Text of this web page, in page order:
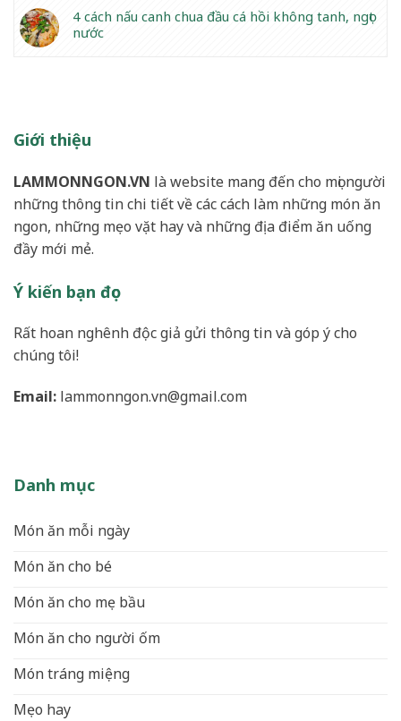
4 cách nấu canh chua đầu cá hồi không tanh, ngọt
nước
Giới thiệu
LAMMONNGON.VN là website mang đến cho mọi người
những thông tin chi tiết về các cách làm những món ăn
ngon, những mẹo vặt hay và những địa điểm ăn uống
đầy mới mẻ.
Ý kiến bạn đọc
Rất hoan nghênh độc giả gửi thông tin và góp ý cho
chúng tôi!
Email: lammonngon.vn@gmail.com
Danh mục
Món ăn mỗi ngày
Món ăn cho bé
Món ăn cho mẹ bầu
Món ăn cho người ốm
Món tráng miệng
Mẹo hay